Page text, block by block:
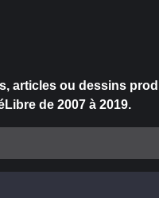
articles ou dessins
de 2007 à 2019.